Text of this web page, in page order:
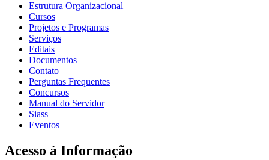
Estrutura Organizacional
Cursos
Projetos e Programas
Serviços
Editais
Documentos
Contato
Perguntas Frequentes
Concursos
Manual do Servidor
Siass
Eventos
Acesso à Informação